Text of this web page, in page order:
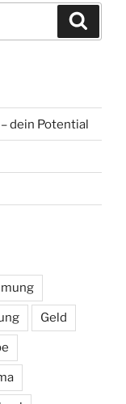
dein Potential
Geld